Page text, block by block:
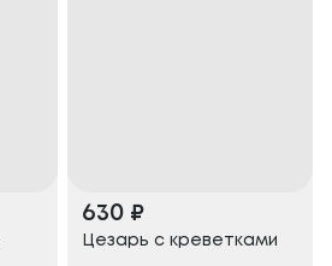
630 ₽
Цезарь с креветками